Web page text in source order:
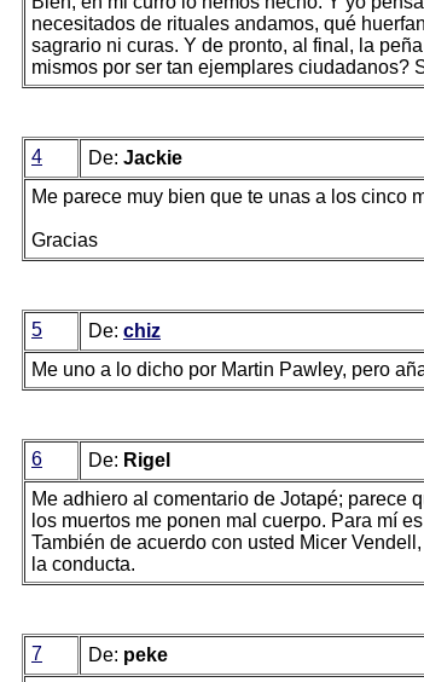
necesitados de rituales andamos, qué
sagrario ni curas. Y de pronto, al final, la
mismos por ser tan ejemplares ciudadanos?
4 De: Jackie
Me parece muy bien que te unas a los cinco
Gracias
5 De: chiz
Me uno a lo dicho por Martin Pawley, pero
6 De: Rigel
Me adhiero al comentario de Jotapé; parece
los muertos me ponen mal cuerpo. Para mí
También de acuerdo con usted Micer
la conducta.
7 De: peke